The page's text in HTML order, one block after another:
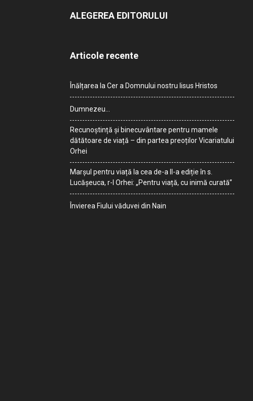
ALEGEREA EDITORULUI
Articole recente
Înălțarea la Cer a Domnului nostru Iisus Hristos
Dumnezeu…
Recunoștință și binecuvântare pentru mamele
dătătoare de viață – din partea preoților Vicariatului
Orhei
Marșul pentru viață la cea de-a II-a ediție în s.
Lucășeuca, r-l Orhei: „Pentru viață, cu inimă curată”
Învierea Fiului văduvei din Nain